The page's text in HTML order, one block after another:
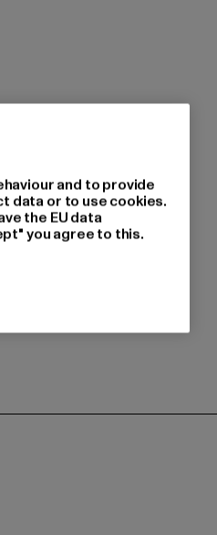
and to provide
data or to use cookies.
the EU data
you agree to this.